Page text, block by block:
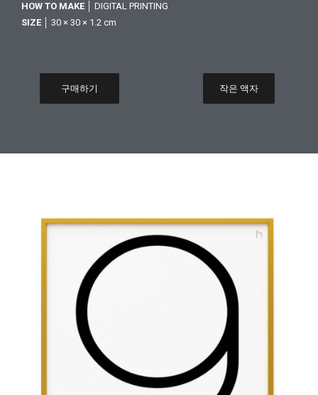
HOW TO MAKE │ DIGITAL PRINTING
SIZE │ 30 × 30 × 1.2 cm
구매하기 작은 액자